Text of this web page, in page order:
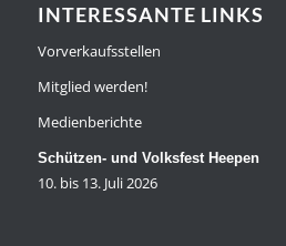
INTERESSANTE LINKS
Vorverkaufsstellen
Mitglied werden!
Medienberichte
Schützen- und Volksfest Heepen
10. bis 13. Juli 2026